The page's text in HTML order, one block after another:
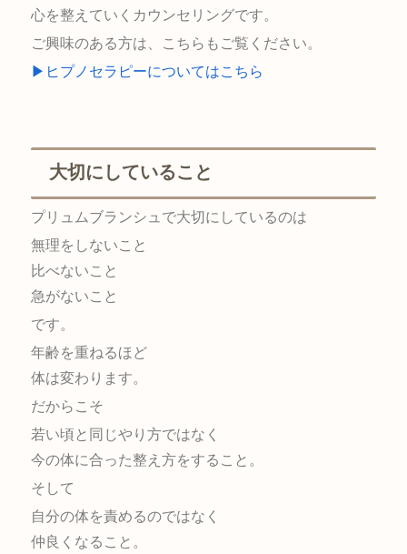
心を整えていくカウンセリングです。
ご興味のある方は、こちらもご覧ください。
▶ヒプノセラピーについてはこちら
大切にしていること
プリュムブランシュで大切にしているのは
無理をしないこと
比べないこと
急がないこと
です。
年齢を重ねるほど
体は変わります。
だからこそ
若い頃と同じやり方ではなく
今の体に合った整え方をすること。
そして
自分の体を責めるのではなく
仲良くなること。